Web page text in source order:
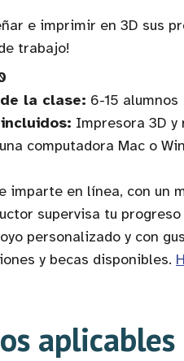
e imprimir en 3D sus
trabajo!
la clase: 6-15 alumnos
Impresora 3D
computadora Mac o
imparte en línea, con un
supervisa tu
personalizado y con
y becas disponibles.
aplicables